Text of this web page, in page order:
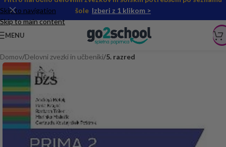
Skip to navigation
Skip to main content
šole Izberi z 1 klikom >
MENU
Domov Delovni zvezki in učbeniki 5. razred